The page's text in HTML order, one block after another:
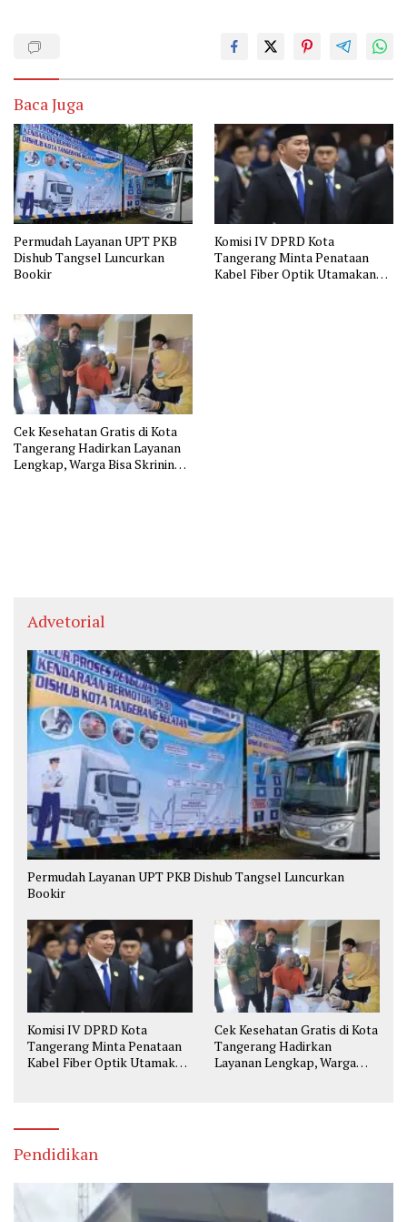
Baca Juga
Permudah Layanan UPT PKB
Dishub Tangsel Luncurkan
Bookir
Komisi IV DPRD Kota
Tangerang Minta Penataan
Kabel Fiber Optik Utamakan
Cek Kesehatan Gratis di Kota
Tangerang Hadirkan Layanan
Lengkap, Warga Bisa Skrining
Advetorial
Permudah Layanan UPT PKB Dishub Tangsel Luncurkan
Bookir
Komisi IV DPRD Kota
Tangerang Minta Penataan
Kabel Fiber Optik Utamakan
Cek Kesehatan Gratis di Kota
Tangerang Hadirkan
Layanan Lengkap, Warga
Pendidikan